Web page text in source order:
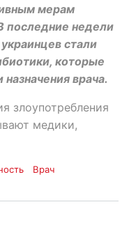
мерам
последние недели
стали
которые
врача.
злоупотребления
медики,
Врач